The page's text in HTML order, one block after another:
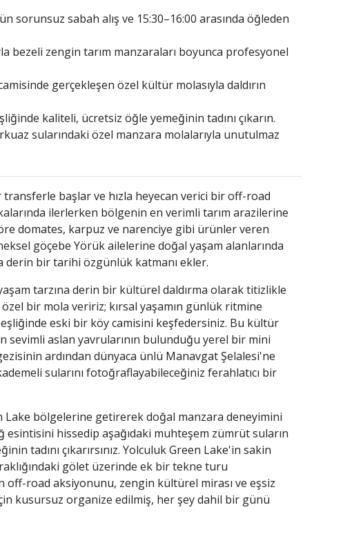
sorunsuz sabah alış ve 15:30–16:00 arasında öğleden
bezeli zengin tarım manzaraları boyunca profesyonel
gerçekleşen özel kültür molasıyla daldırın
kaliteli, ücretsiz öğle yemeğinin tadını çıkarın.
sularındaki özel manzara molalarıyla unutulmaz
başlar ve hızla heyecan verici bir off-road
ilerlerken bölgenin en verimli tarım arazilerine
domates, karpuz ve narenciye gibi ürünler veren
göçebe Yörük ailelerine doğal yaşam alanlarında
derin bir tarihi özgünlük katmanı ekler.
tarzına derin bir kültürel daldırma olarak titizlikle
bir mola veririz; kırsal yaşamın günlük ritmine
eşliğinde eski bir köy camisini keşfedersiniz. Bu kültür
sevimli aslan yavrularının bulunduğu yerel bir mini
ardından dünyaca ünlü Manavgat Şelalesi'ne
sularını fotoğraflayabileceğiniz ferahlatıcı bir
Lake bölgelerine getirerek doğal manzara deneyimini
esintisini hissedip aşağıdaki muhteşem zümrüt suların
tadını çıkarırsınız. Yolculuk Green Lake'in sakin
gölet üzerinde ek bir tekne turu
road aksiyonunu, zengin kültürel mirası ve eşsiz
kusursuz organize edilmiş, her şey dahil bir günü